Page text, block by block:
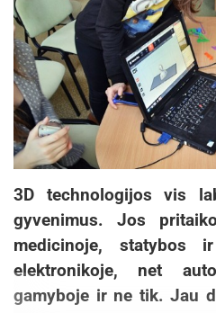
3D technologijos vis
gyvenimus. Jos
medicinoje, statybos
elektronikoje, net
gamyboje ir ne tik. Jau